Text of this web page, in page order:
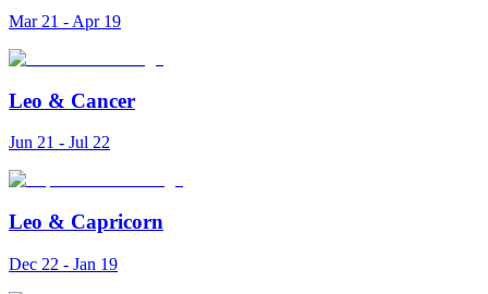
Mar 21 - Apr 19
Leo & Cancer
Jun 21 - Jul 22
Leo & Capricorn
Dec 22 - Jan 19